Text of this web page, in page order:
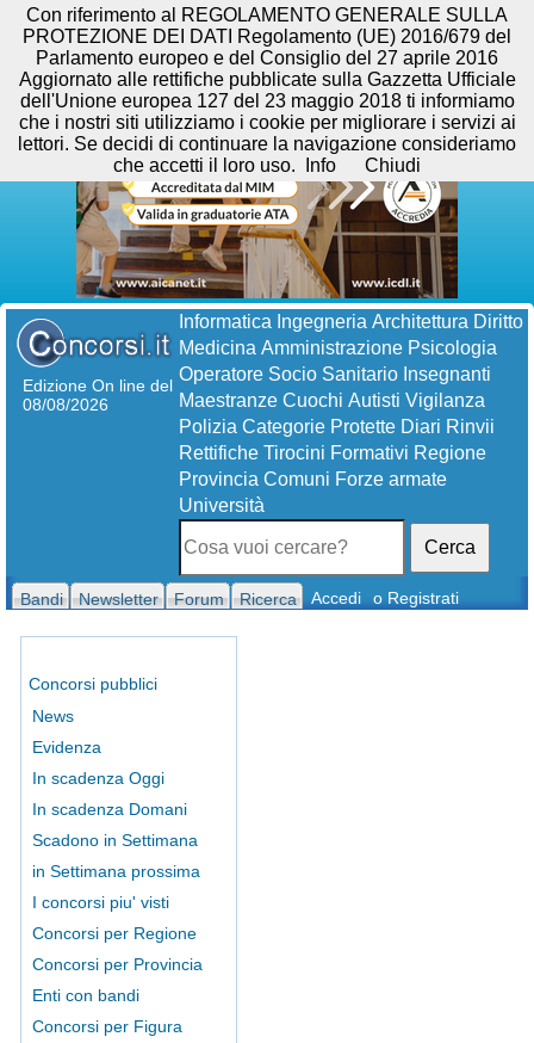
Edizione On line del
08/08/2026
Informatica Ingegneria Architettura Diritto
Medicina Amministrazione Psicologia
Operatore Socio Sanitario Insegnanti
Maestranze Cuochi Autisti Vigilanza
Polizia Categorie Protette Diari Rinvii
Rettifiche Tirocini Formativi Regione
Provincia Comuni Forze armate
Università
Cerca
Bandi Newsletter Forum Ricerca Accedi o Registrati
Concorsi pubblici
News
Evidenza
In scadenza Oggi
In scadenza Domani
Scadono in Settimana
in Settimana prossima
I concorsi piu' visti
Concorsi per Regione
Concorsi per Provincia
Enti con bandi
Concorsi per Figura
Con riferimento al REGOLAMENTO GENERALE SULLA
PROTEZIONE DEI DATI Regolamento (UE) 2016/679 del
Parlamento europeo e del Consiglio del 27 aprile 2016
Aggiornato alle rettifiche pubblicate sulla Gazzetta Ufficiale
dell'Unione europea 127 del 23 maggio 2018 ti informiamo
che i nostri siti utilizziamo i cookie per migliorare i servizi ai
lettori. Se decidi di continuare la navigazione consideriamo
che accetti il loro uso.
Info Chiudi